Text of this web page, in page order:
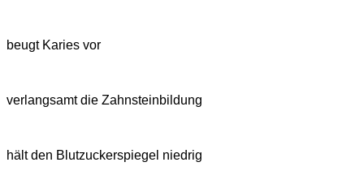
beugt Karies vor
verlangsamt die Zahnsteinbildung
hält den Blutzuckerspiegel niedrig